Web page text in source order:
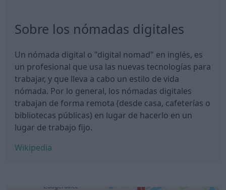
Sobre los nómadas digitales
Un nómada digital o "digital nomad" en inglés, es
un profesional que usa las nuevas tecnologías para
trabajar, y que lleva a cabo un estilo de vida
nómada. Por lo general, los nómadas digitales
trabajan de forma remota (desde casa, cafeterías o
bibliotecas públicas) en lugar de hacerlo en un
lugar de trabajo fijo.
Wikipedia